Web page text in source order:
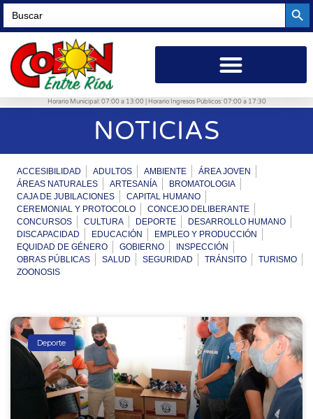
Search
for:
Horario Municipal: 07:00 a 13:00 | Horario Ingresos Públicos: 07:00 a 17:30
NOTICIAS
ACCESIBILIDAD ADULTOS AMBIENTE
ÁREA JOVEN
ÁREAS NATURALES
ARTESANÍA
BROMATOLOGIA
CAJA DE JUBILACIONES
CAPITAL HUMANO
CEREMONIAL Y PROTOCOLO
CONCEJO DELIBERANTE
CONCURSOS
CULTURA DEPORTE
DESARROLLO HUMANO
DISCAPACIDAD
EDUCACIÓN
EMPLEO Y PRODUCCIÓN
EQUIDAD DE GÉNERO
GOBIERNO
INSPECCIÓN
OBRAS PÚBLICAS
SALUD SEGURIDAD TRÁNSITO
TURISMO
ZOONOSIS
Deporte